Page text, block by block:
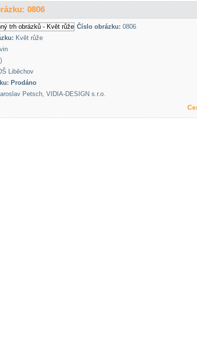
0806
Číslo obrázku: 0806
Květ růže
Liběchov
Prodáno
Petsch, VIDIA-DESIGN s.r.o.